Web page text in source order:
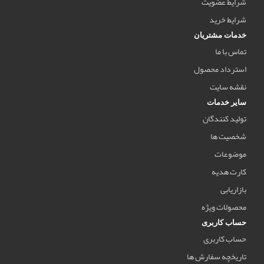
شرایط خرید
خدمات مشتریان
تماس با ما
استرداد محصول
نقشه سایت
سایر خدمات
تولید کنندگان
شخصیت ها
موضوعات
کارت هدیه
بازاریابی
محصولات ویژه
حساب کاربری
حساب کاربری
تاریخچه سفارش ها